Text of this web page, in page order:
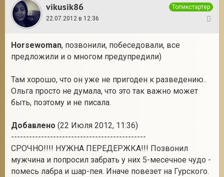
vikusik86
Топикстартер
22.07.2012 в 12:36
Horsewoman, позвонили, побеседовали, все
предложили и о многом предупредили)
Там хорошо, что он уже не пригоден к разведению..
Ольга просто не думала, что это так важно может
быть, поэтому и не писала.
Добавлено (22 Июля 2012, 11:36)
---------------------------------------------
СРОЧНО!!!! НУЖНА ПЕРЕДЕРЖКА!!! Позвонил
мужчина и попросил забрать у них 5-месечное чудо -
помесь лабра и шар-пея. Иначе повезет на Гурского.